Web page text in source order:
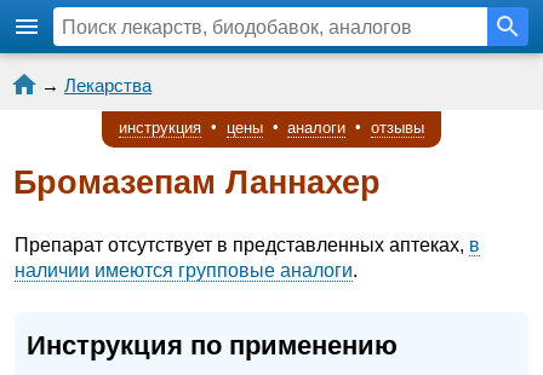
→ Лекарства
инструкция • цены • аналоги • отзывы
Бромазепам Ланнахер
Препарат отсутствует в представленных аптеках, в
наличии имеются групповые аналоги.
Инструкция по применению